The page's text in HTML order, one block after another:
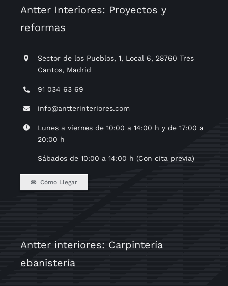
Antter Interiores: Proyectos y
reformas
Sector de los Pueblos, 1, Local 6, 28760 Tres
Cantos, Madrid
91 034 63 69
info@antterinteriores.com
Lunes a viernes de 10:00 a 14:00 h y de 17:00 a
20:00 h
Sábados de 10:00 a 14:00 h (Con cita previa)
Cómo Llegar
Antter interiores: Carpintería
ebanistería